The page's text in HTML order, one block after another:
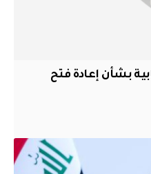
بشأن إعادة فتح